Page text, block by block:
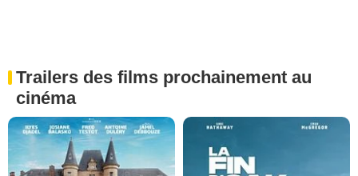
Trailers des films prochainement au
cinéma